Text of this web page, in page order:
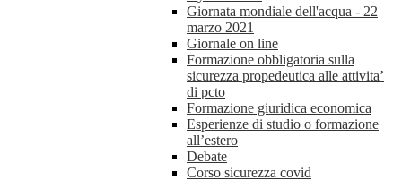
Giornata mondiale dell'acqua - 22
marzo 2021
Giornale on line
Formazione obbligatoria sulla
sicurezza propedeutica alle attivita’
di pcto
Formazione giuridica economica
Esperienze di studio o formazione
all’estero
Debate
Corso sicurezza covid